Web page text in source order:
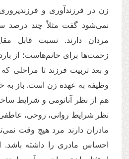
زن در فرزندآوری و
نمی‌شود گفت مثلاً چند درصد
مردان دارند. نسبت قابل
زحمت‌ها برای خانم‌هاست؛ از
و بعد تربیت فرزند تا مراحلی
وظیفه به عهده زن است. باز
هم از نظر آناتومی و شرایط
نظر شرایط روانی، روحی،
مادران دارند مرد هیچ وقت
احساس مادری را داشته باشد.